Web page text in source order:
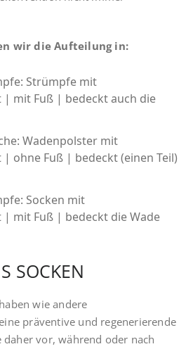
wir die Aufteilung in:
Strümpfe mit
| mit Fuß | bedeckt auch die
Wadenpolster mit
ohne Fuß | bedeckt (einen Teil)
Socken mit
| mit Fuß | bedeckt die Wade
SOCKEN
wie andere
präventive und regenerierende
daher vor, während oder nach